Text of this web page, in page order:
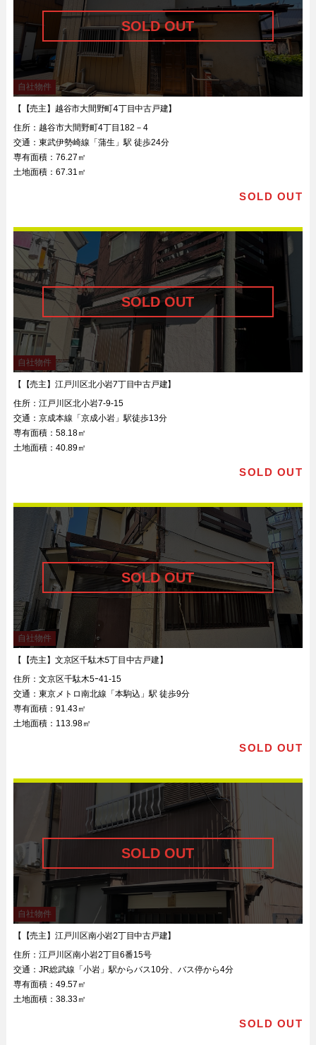
自社物件
【【売主】越谷市大間野町4丁目中古戸建】
住所： 越谷市大間野町4丁目182－4
交通： 東武伊勢崎線「蒲生」駅 徒歩24分
専有面積： 76.27㎡
土地面積： 67.31㎡
SOLD OUT
自社物件
【【売主】江戸川区北小岩7丁目中古戸建】
住所： 江戸川区北小岩7-9-15
交通： 京成本線「京成小岩」駅徒歩13分
専有面積： 58.18㎡
土地面積： 40.89㎡
SOLD OUT
自社物件
【【売主】文京区千駄木5丁目中古戸建】
住所： 文京区千駄木5ｰ41-15
交通： 東京メトロ南北線「本駒込」駅 徒歩9分
専有面積： 91.43㎡
土地面積： 113.98㎡
SOLD OUT
自社物件
【【売主】江戸川区南小岩2丁目中古戸建】
住所： 江戸川区南小岩2丁目6番15号
交通： JR総武線「小岩」駅からバス10分、バス停から4分
専有面積： 49.57㎡
土地面積： 38.33㎡
SOLD OUT